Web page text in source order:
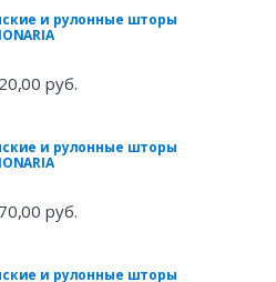
и рулонные шторы
руб.
и рулонные шторы
руб.
и рулонные шторы